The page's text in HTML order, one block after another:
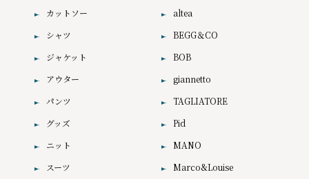
カットソー
シャツ
ジャケット
アウター
パンツ
グッズ
ニット
スーツ
altea
BEGG＆CO
BOB
giannetto
TAGLIATORE
Pid
MANO
Marco&Louise